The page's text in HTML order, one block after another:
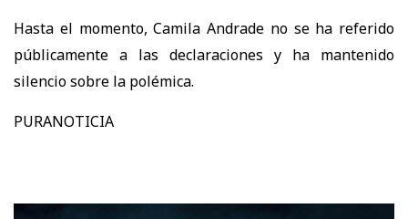
Hasta el momento, Camila Andrade no se ha referido
públicamente a las declaraciones y ha mantenido
silencio sobre la polémica.
PURANOTICIA